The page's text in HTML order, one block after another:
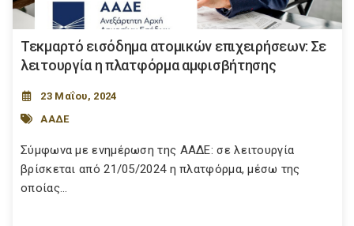
Τεκμαρτό εισόδημα ατομικών επιχειρήσεων: Σε
λειτουργία η πλατφόρμα αμφισβήτησης
23 Μαΐου, 2024
ΑΑΔΕ
Σύμφωνα με ενημέρωση της ΑΑΔΕ: σε λειτουργία
βρίσκεται από 21/05/2024 η πλατφόρμα, μέσω της
οποίας...